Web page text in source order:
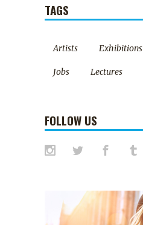
TAGS
Artists Exhibitions
Jobs Lectures
FOLLOW US